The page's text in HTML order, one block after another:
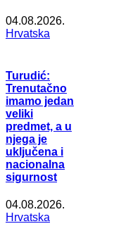
04.08.2026.
Hrvatska
Turudić:
Trenutačno
imamo jedan
veliki
predmet, a u
njega je
uključena i
nacionalna
sigurnost
04.08.2026.
Hrvatska